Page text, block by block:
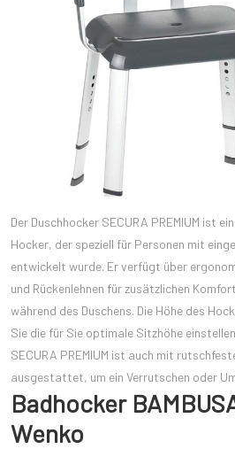
Der Duschhocker SECURA PREMIUM ist
Hocker, der speziell für Personen mit
entwickelt wurde. Er verfügt über
und Rückenlehnen für zusätzlichen
während des Duschens. Die Höhe des
Sie die für Sie optimale Sitzhöhe
SECURA PREMIUM ist auch mit
ausgestattet, um ein Verrutschen oder
Badhocker
Wenko